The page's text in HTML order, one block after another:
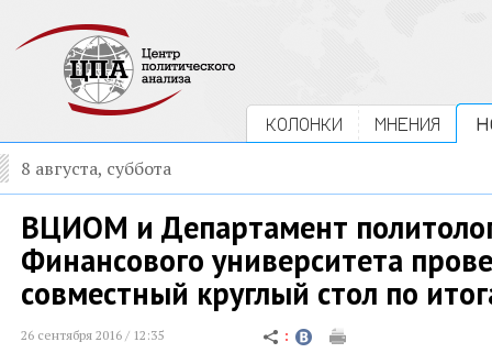
КОЛОНКИ МНЕНИЯ
8 августа, суббота
ВЦИОМ и Департамент
Финансового университета
совместный круглый стол по
26 сентября 2016 / 12:35